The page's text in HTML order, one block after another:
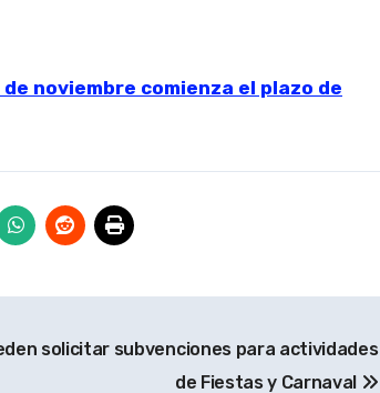
noviembre comienza el plazo de
solicitar subvenciones para actividades
de Fiestas y Carnaval